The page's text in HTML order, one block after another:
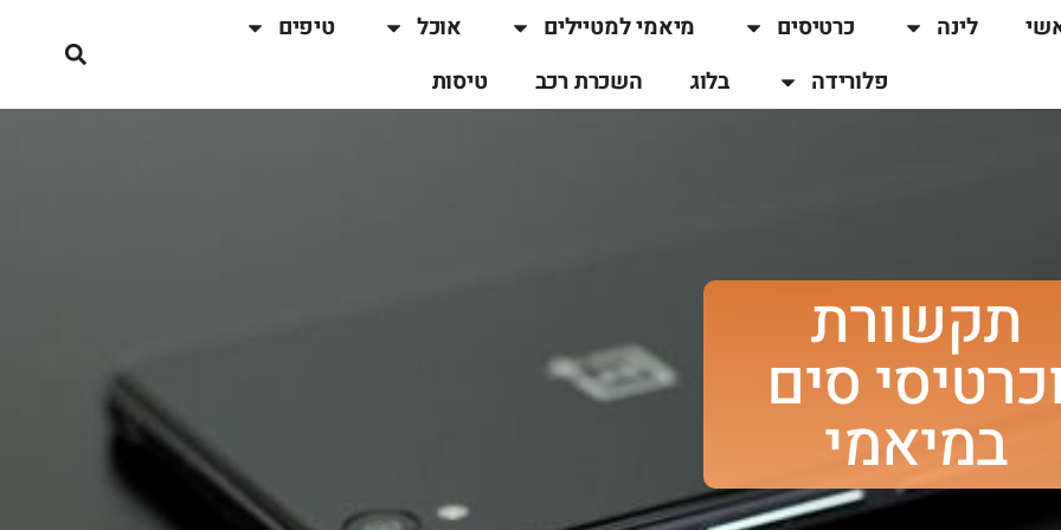
לינה כרטיסים מיאמי למטיילים אוכל
טיפים
פלורידה
בלוג השכרת רכב טיסות
תקשורת
סים
במיאמי